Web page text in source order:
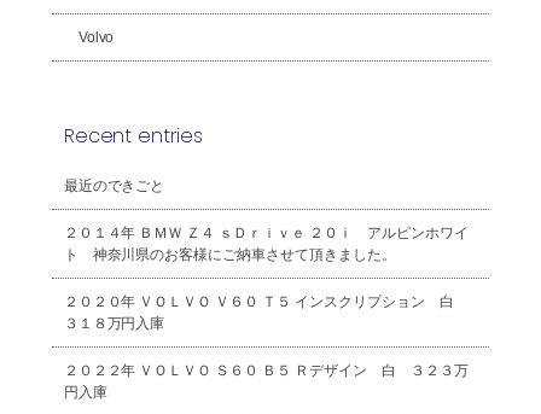
Volvo
Recent entries
最近のできごと
２０１４年 ＢＭＷ Ｚ４ ｓＤｒｉｖｅ ２０ｉ アルピンホワイ
ト 神奈川県のお客様にご納車させて頂きました。
２０２０年 ＶＯＬＶＯ Ｖ６０ Ｔ５ インスクリプション 白
３１８万円入庫
２０２２年 ＶＯＬＶＯ Ｓ６０ Ｂ５ Ｒデザイン 白 ３２３万
円入庫